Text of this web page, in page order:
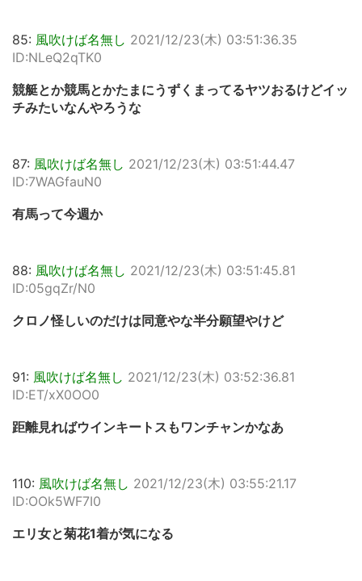
85: 風吹けば名無し 2021/12/23(木) 03:51:36.35
ID:NLeQ2qTK0
競艇とか競馬とかたまにうずくまってるヤツおるけどイッ
チみたいなんやろうな
87: 風吹けば名無し 2021/12/23(木) 03:51:44.47
ID:7WAGfauN0
有馬って今週か
88: 風吹けば名無し 2021/12/23(木) 03:51:45.81
ID:05gqZr/N0
クロノ怪しいのだけは同意やな半分願望やけど
91: 風吹けば名無し 2021/12/23(木) 03:52:36.81
ID:ET/xX0OO0
距離見ればウインキートスもワンチャンかなあ
110: 風吹けば名無し 2021/12/23(木) 03:55:21.17
ID:OOk5WF7I0
エリ女と菊花1着が気になる